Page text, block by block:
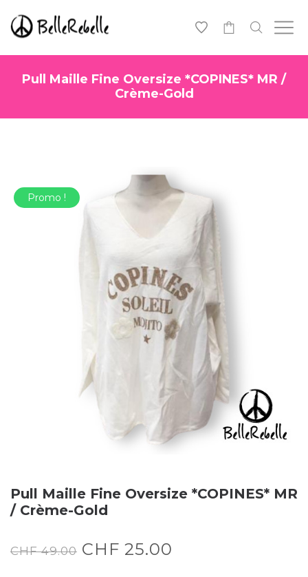
Pull Maille Fine Oversize *COPINES* MR /
Crème-Gold
Promo !
Pull Maille Fine Oversize *COPINES* MR
/ Crème-Gold
CHF49.00 CHF 25.00